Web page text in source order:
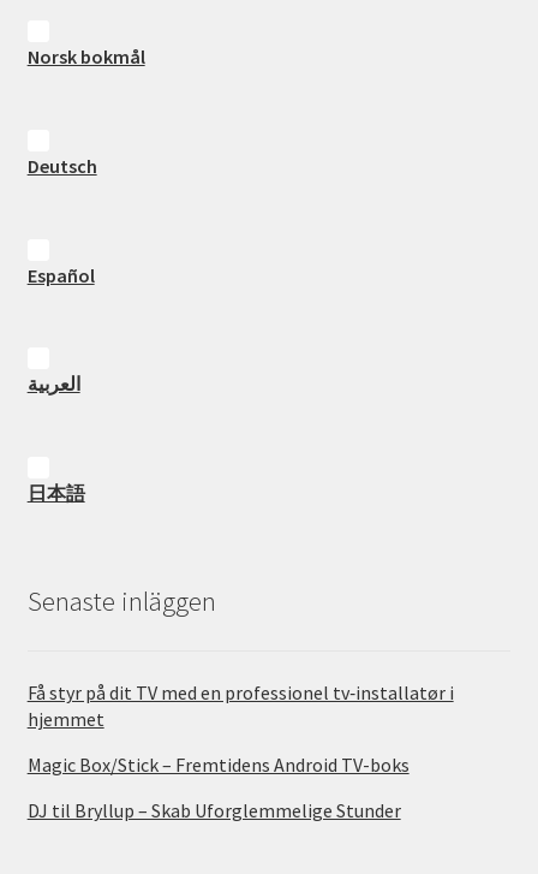
Norsk bokmål
Deutsch
Español
العربية
日本語
Senaste inläggen
Få styr på dit TV med en professionel tv‑installatør i
hjemmet
Magic Box/Stick – Fremtidens Android TV-boks
DJ til Bryllup – Skab Uforglemmelige Stunder